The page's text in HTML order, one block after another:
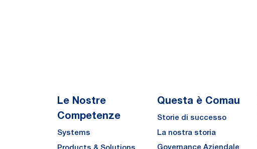
Le Nostre
Competenze
Systems
Products & Solutions
Questa è Comau
Storie di successo
La nostra storia
Governance Aziendale